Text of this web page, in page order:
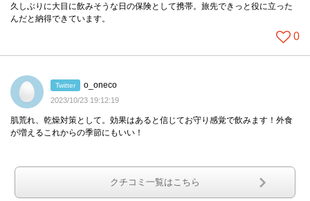
久しぶりに大目に飲みそうな日の保険として携帯。旅先できっと役に立った
んだと納得できています。
0
Twitter o_oneco
2023/10/23 19:12:19
肌荒れ、乾燥対策として。効果はあると信じてお守り感覚で飲みます！外食
が増えるこれからの季節にもいい！
クチコミ一覧はこちら